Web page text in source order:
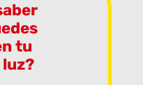
tu